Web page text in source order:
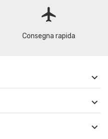
flight
Consegna rapida


